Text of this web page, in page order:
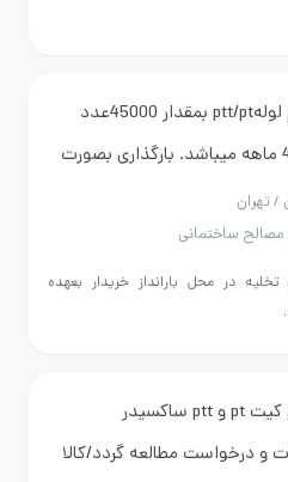
استعلام لولهptt/pt بمقدار 45000عدد
میباشد. بارگذاری بصورت
خریدار بعهده
استعلام کیت pt و ptt ساکسیدر
مطالعه گردد/کالا